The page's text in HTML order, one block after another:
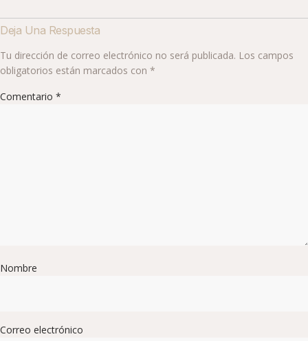
Deja Una Respuesta
Tu dirección de correo electrónico no será publicada. Los campos
obligatorios están marcados con *
Comentario *
Nombre
Correo electrónico